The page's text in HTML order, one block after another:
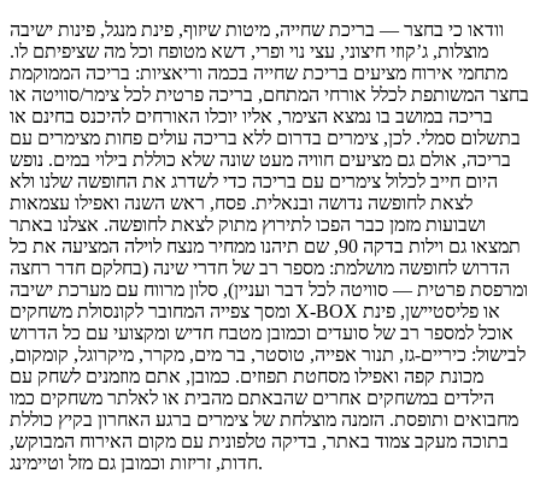
וודאו כי בחצר — בריכת שחייה, מיטות שיזוף, פינת מנגל, פינות ישיבה
מוצלות, ג’קוזי חיצוני, עצי נוי ופרי, דשא מטופח וכל מה שציפיתם לו.
מתחמי אירוח מציעים בריכת שחייה בכמה וריאציות: בריכה הממוקמת
בחצר המשותפת לכלל אורחי המתחם, בריכה פרטית לכל צימר/סוויטה או
בריכה במושב בו נמצא הצימר, אליו יוכלו האורחים להיכנס בחינם או
בתשלום סמלי. לכן, צימרים בדרום ללא בריכה עולים פחות מצימרים עם
בריכה, אולם גם מציעים חוויה מעט שונה שלא כוללת בילוי במים. נופש
היום חייב לכלול צימרים עם בריכה כדי לשדרג את החופשה שלנו ולא
לצאת לחופשה נדושה ובנאלית. פסח, ראש השנה ואפילו עצמאות
ושבועות מזמן כבר הפכו לתירוץ מתוק לצאת לחופשה. אצלנו באתר
תמצאו גם וילות בדקה 90, שם תיהנו ממחיר מנצח לוילה המציעה את כל
הדרוש לחופשה מושלמת: מספר רב של חדרי שינה (בחלקם חדר רחצה
ומרפסת פרטית — סוויטה לכל דבר ועניין), סלון מרווח עם מערכת ישיבה
ומסך צפייה המחובר לקונסולת משחקים X-BOX או פליסטיישן, פינת
אוכל למספר רב של סועדים וכמובן מטבח חדיש ומקצועי עם כל הדרוש
לבישול: כיריים-גז, תנור אפייה, טוסטר, בר מים, מקרר, מיקרוגל, קומקום,
מכונת קפה ואפילו מסחטת תפוזים. כמובן, אתם מוזמנים לשחק עם
הילדים במשחקים אחרים שהבאתם מהבית או לאלתר משחקים כמו
מחבואים ותופסת. הזמנה מוצלחת של צימרים ברגע האחרון בקיץ כוללת
בתוכה מעקב צמוד באתר, בדיקה טלפונית עם מקום האירוח המבוקש,
חדות, זריזות וכמובן גם מזל וטיימינג.